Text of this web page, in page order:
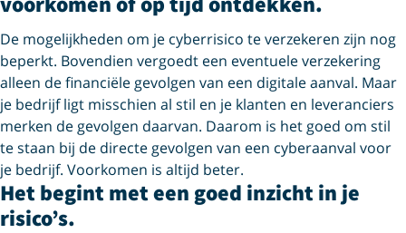
De mogelijkheden om je cyberrisico te verzekeren zijn nog
beperkt. Bovendien vergoedt een eventuele verzekering
alleen de financiële gevolgen van een digitale aanval. Maar
je bedrijf ligt misschien al stil en je klanten en leveranciers
merken de gevolgen daarvan. Daarom is het goed om stil
te staan bij de directe gevolgen van een cyberaanval voor
je bedrijf. Voorkomen is altijd beter.
Het begint met een goed inzicht in je
risico’s.